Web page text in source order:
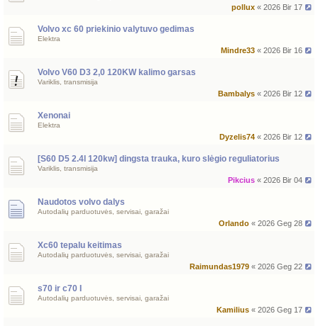
pollux « 2026 Bir 17
Volvo xc 60 priekinio valytuvo gedimas
Elektra
Mindre33 « 2026 Bir 16
Volvo V60 D3 2,0 120KW kalimo garsas
Variklis, transmisija
Bambalys « 2026 Bir 12
Xenonai
Elektra
Dyzelis74 « 2026 Bir 12
[S60 D5 2.4l 120kw] dingsta trauka, kuro slėgio reguliatorius
Variklis, transmisija
Pikcius « 2026 Bir 04
Naudotos volvo dalys
Autodalių parduotuvės, servisai, garažai
Orlando « 2026 Geg 28
Xc60 tepalu keitimas
Autodalių parduotuvės, servisai, garažai
Raimundas1979 « 2026 Geg 22
s70 ir c70 I
Autodalių parduotuvės, servisai, garažai
Kamilius « 2026 Geg 17